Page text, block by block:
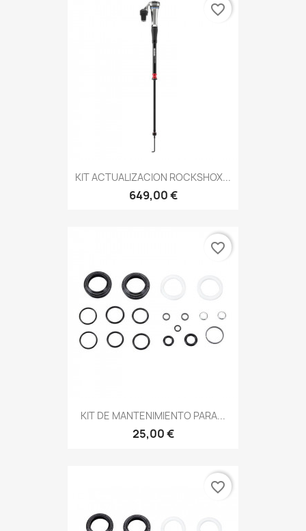
KIT ACTUALIZACION ROCKSHOX...
649,00 €
favorite_border
KIT DE MANTENIMIENTO PARA...
25,00 €
favorite_border
favorite_border